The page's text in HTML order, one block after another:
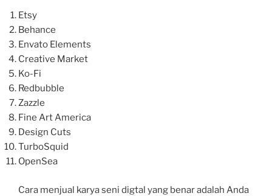
Etsy
Behance
Envato Elements
Creative Market
Ko-Fi
Redbubble
Zazzle
Fine Art America
Design Cuts
TurboSquid
OpenSea
Cara menjual karya seni digtal yang benar adalah Anda